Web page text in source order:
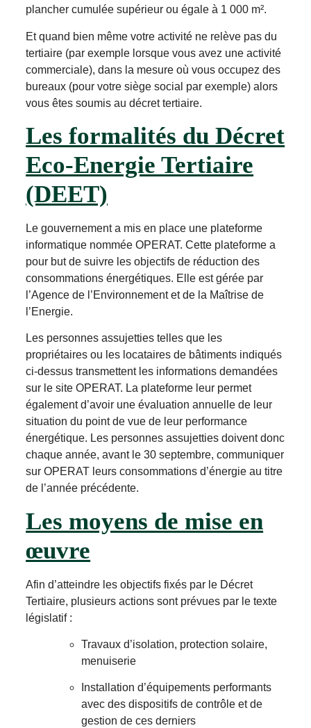
plancher cumulée supérieur ou égale à 1 000 m².
Et quand bien même votre activité ne relève pas du
tertiaire (par exemple lorsque vous avez une activité
commerciale), dans la mesure où vous occupez des
bureaux (pour votre siège social par exemple) alors
vous êtes soumis au décret tertiaire.
Les formalités du Décret
Eco-Energie Tertiaire
(DEET)
Le gouvernement a mis en place une plateforme
informatique nommée OPERAT. Cette plateforme a
pour but de suivre les objectifs de réduction des
consommations énergétiques. Elle est gérée par
l’Agence de l’Environnement et de la Maîtrise de
l’Energie.
Les personnes assujetties telles que les
propriétaires ou les locataires de bâtiments indiqués
ci-dessus transmettent les informations demandées
sur le site OPERAT. La plateforme leur permet
également d’avoir une évaluation annuelle de leur
situation du point de vue de leur performance
énergétique. Les personnes assujetties doivent donc
chaque année, avant le 30 septembre, communiquer
sur OPERAT leurs consommations d’énergie au titre
de l’année précédente.
Les moyens de mise en
œuvre
Afin d’atteindre les objectifs fixés par le Décret
Tertiaire, plusieurs actions sont prévues par le texte
législatif :
Travaux d’isolation, protection solaire,
menuiserie
Installation d’équipements performants
avec des dispositifs de contrôle et de
gestion de ces derniers